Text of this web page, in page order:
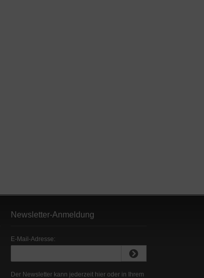
Newsletter-Anmeldung
E-Mail-Adresse:
Der Newsletter kann jederzeit hier oder in Ihrem